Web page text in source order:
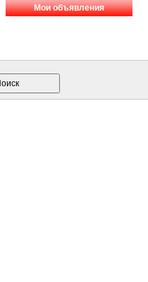
Мои объявления